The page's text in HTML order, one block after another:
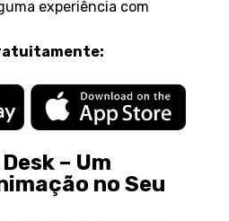
experiência com
– Um
no Seu